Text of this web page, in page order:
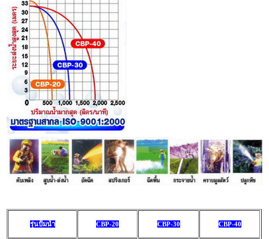
รุ่นปั้มน้ำ CBP-20 CBP-30 CBP-40